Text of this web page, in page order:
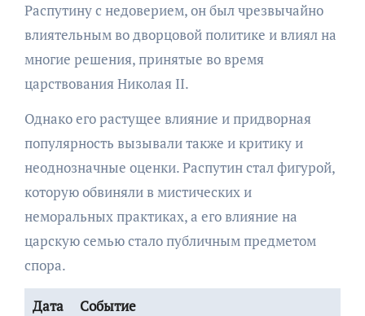
Распутину с недоверием, он был чрезвычайно
влиятельным во дворцовой политике и влиял на
многие решения, принятые во время
царствования Николая II.
Однако его растущее влияние и придворная
популярность вызывали также и критику и
неоднозначные оценки. Распутин стал фигурой,
которую обвиняли в мистических и
неморальных практиках, а его влияние на
царскую семью стало публичным предметом
спора.
Дата Событие